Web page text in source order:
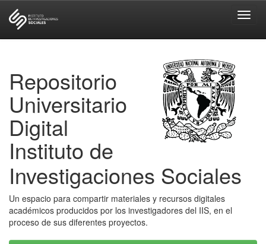
Repositorio
Universitario
Digital
Instituto de
Investigaciones Sociales
Un espacio para compartir materiales y recursos digitales
académicos producidos por los investigadores del IIS, en el
proceso de sus diferentes proyectos.